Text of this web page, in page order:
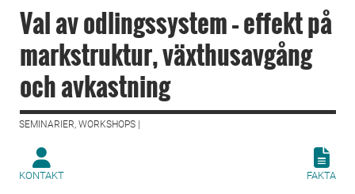
Val av odlingssystem – effekt på
markstruktur, växthusavgång
och avkastning
SEMINARIER, WORKSHOPS |
KONTAKT FAKTA